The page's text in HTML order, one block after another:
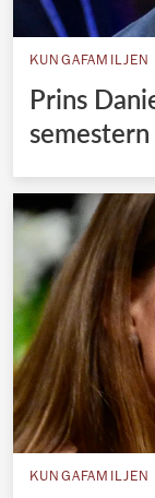
KUNGAFAMILJEN
Prins
KUNGAFAMILJEN